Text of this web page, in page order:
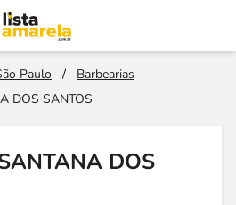
Paulo /
Barbearias
DOS SANTOS
DOS